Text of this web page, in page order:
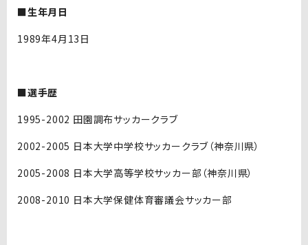
■生年月日
1989年4月13日
■選手歴
1995-2002 田園調布サッカークラブ
2002-2005 日本大学中学校サッカークラブ（神奈川県）
2005-2008 日本大学高等学校サッカー部（神奈川県）
2008-2010 日本大学保健体育審議会サッカー部